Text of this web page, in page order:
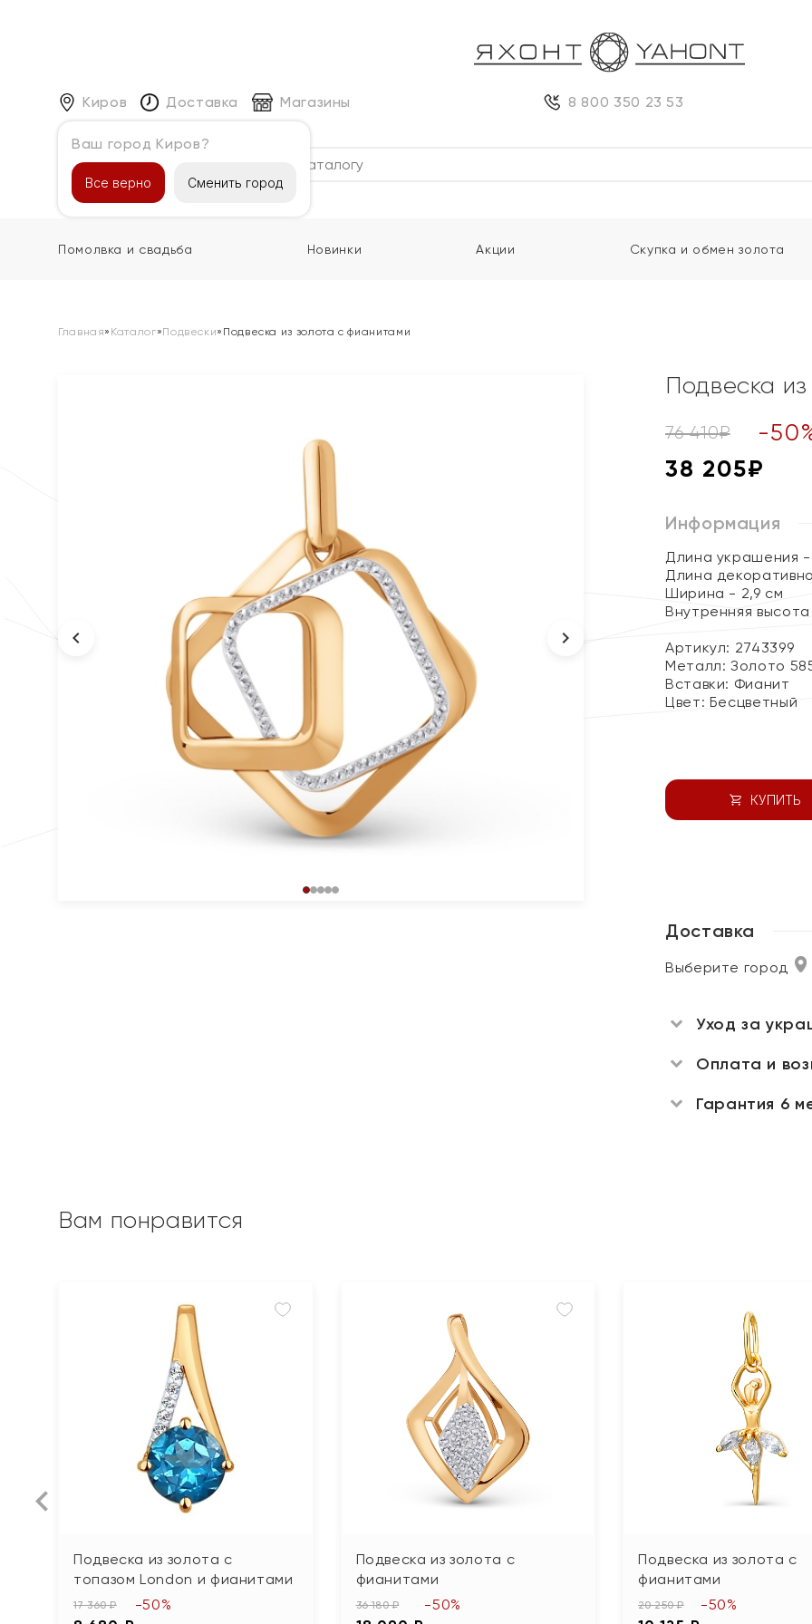
Киров
Ваш город Киров?
Все верно Сменить город
Доставка Магазины 8 800 350 23 53
Каталог
Помолвка и свадьба Новинки Акции Скупка и обмен золота
Главная» Каталог»Подвески» Подвеска из золота с фианитами
Подвеска
76 410₽ -50
38 205₽
Информация
Длина украшения -
Длина
Ширина - 2,9 см
Внутренняя
Артикул: 2743399
Металл:Золото
Вставки: Фианит
Цвет: Бесцветный
КУПИТЬ
Доставка
Выберите город
Уход за
Оплата и
Гарантия 6
Вам понравится
Подвеска из золота с
топазом London и фианитами
17 360 ₽ -50%
Подвеска из золота с
фианитами
36 180 ₽ -50%
Подвеска из золота с
фианитами
20 250 ₽ -50%